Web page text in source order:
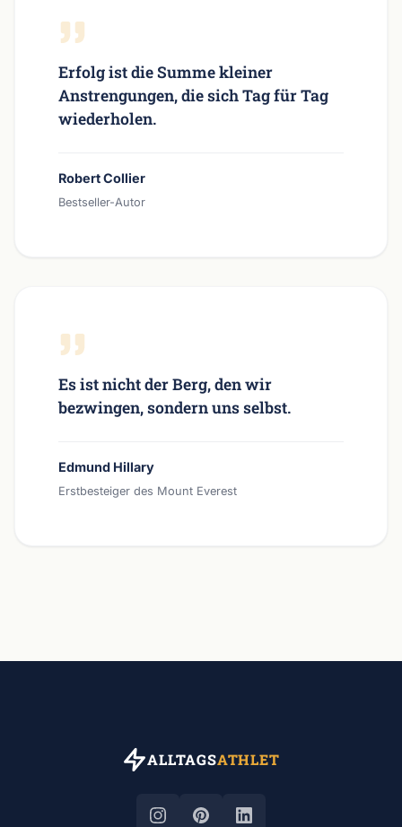
Erfolg ist die Summe kleiner
Anstrengungen, die sich Tag für Tag
wiederholen.
Robert Collier
Bestseller-Autor
Es ist nicht der Berg, den wir
bezwingen, sondern uns selbst.
Edmund Hillary
Erstbesteiger des Mount Everest
ALLTAGSATHLET